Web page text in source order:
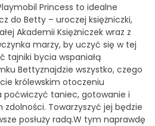
Princess to idealne
do Betty – uroczej księżniczki,
Akademii Księżniczek wraz z
marzy, by uczyć się w tej
tajniki bycia wspaniałą
Bettyznajdzie wszystko, czego
królewskim otoczeniu
poćwiczyć taniec, gotowanie i
Towarzyszyć jej będzie
posłuży radą.W tym naprawdę